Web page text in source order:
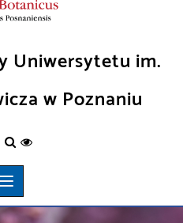
Uniwersytetu im.
w Poznaniu